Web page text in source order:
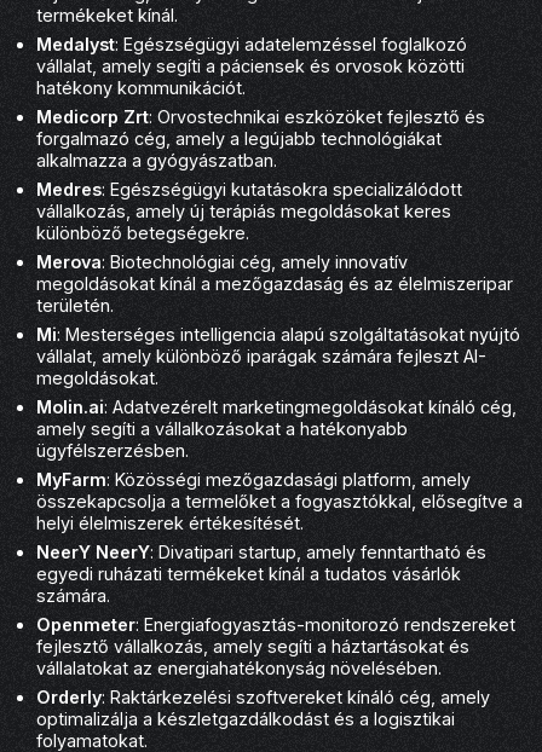
termékeket kínál.
Medalyst: Egészségügyi adatelemzéssel foglalkozó
vállalat, amely segíti a páciensek és orvosok közötti
hatékony kommunikációt.
Medicorp Zrt: Orvostechnikai eszközöket fejlesztő és
forgalmazó cég, amely a legújabb technológiákat
alkalmazza a gyógyászatban.
Medres: Egészségügyi kutatásokra specializálódott
vállalkozás, amely új terápiás megoldásokat keres
különböző betegségekre.
Merova: Biotechnológiai cég, amely innovatív
megoldásokat kínál a mezőgazdaság és az élelmiszeripar
területén.
Mi: Mesterséges intelligencia alapú szolgáltatásokat nyújtó
vállalat, amely különböző iparágak számára fejleszt AI-
megoldásokat.
Molin.ai: Adatvezérelt marketingmegoldásokat kínáló cég,
amely segíti a vállalkozásokat a hatékonyabb
ügyfélszerzésben.
MyFarm: Közösségi mezőgazdasági platform, amely
összekapcsolja a termelőket a fogyasztókkal, elősegítve a
helyi élelmiszerek értékesítését.
NeerY NeerY: Divatipari startup, amely fenntartható és
egyedi ruházati termékeket kínál a tudatos vásárlók
számára.
Openmeter: Energiafogyasztás-monitorozó rendszereket
fejlesztő vállalkozás, amely segíti a háztartásokat és
vállalatokat az energiahatékonyság növelésében.
Orderly: Raktárkezelési szoftvereket kínáló cég, amely
optimalizálja a készletgazdálkodást és a logisztikai
folyamatokat.